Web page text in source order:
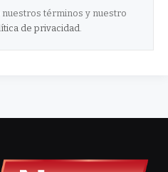
términos y nuestro
de privacidad